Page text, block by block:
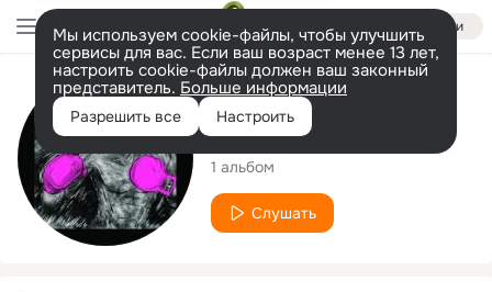
Войти
Мы используем cookie-файлы, чтобы улучшить
сервисы для вас. Если ваш возраст менее 13 лет,
настроить cookie-файлы должен ваш законный
представитель. Больше информации
Разрешить все Настроить
Исполнитель
RabbitPunch
1 альбом
Слушать